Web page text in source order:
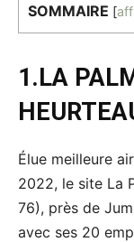
SOMMAIRE [
1.LA
Élue meilleure
2022, le site La
76), près de
avec ses 20